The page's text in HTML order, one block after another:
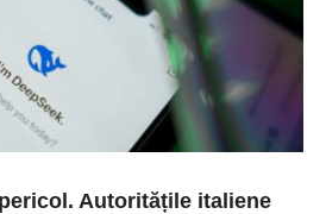
Autoritățile italiene